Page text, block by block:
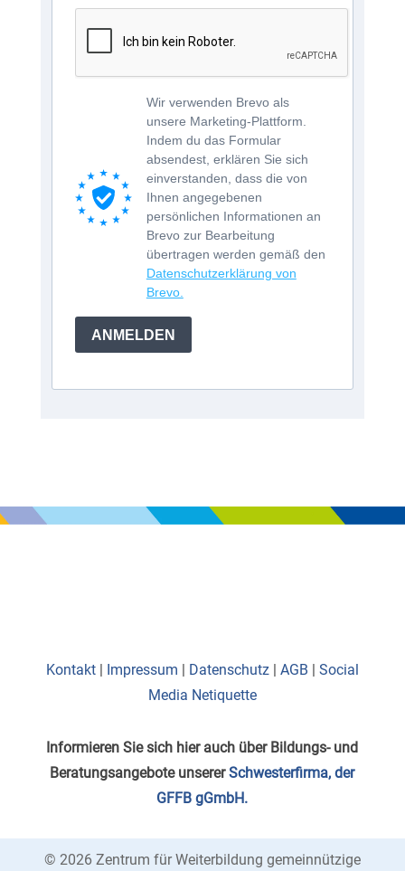
Wir verwenden Brevo als
unsere Marketing-Plattform.
Indem du das Formular
absendest, erklären Sie sich
einverstanden, dass die von
Ihnen angegebenen
persönlichen Informationen an
Brevo zur Bearbeitung
übertragen werden gemäß den
Datenschutzerklärung von
Brevo.
ANMELDEN
Kontakt| Impressum | Datenschutz| AGB | Social
Media Netiquette
Informieren Sie sich hier auch über Bildungs- und
Beratungsangebote unsererSchwesterfirma, der
GFFB gGmbH.
© 2026 Zentrum für Weiterbildung gemeinnützige